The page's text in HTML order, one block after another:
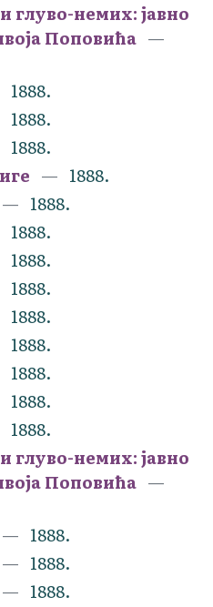
глуво-немих: јавно
Поповића
1888.
1888.
1888.
1888.
1888.
1888.
1888.
1888.
1888.
1888.
1888.
1888.
1888.
глуво-немих: јавно
Поповића
1888.
1888.
1888.